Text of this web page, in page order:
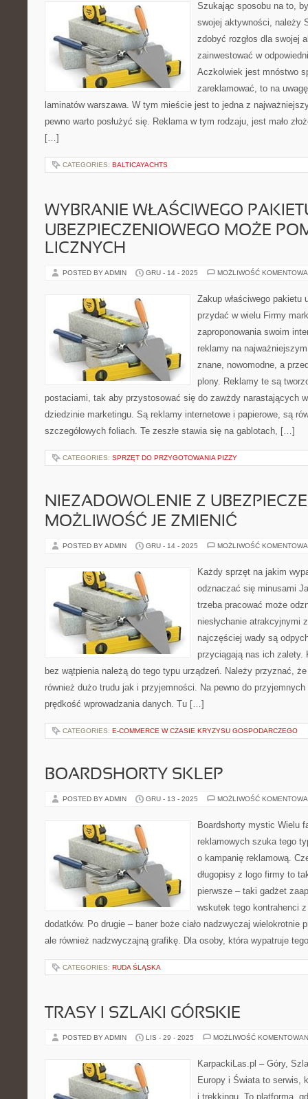
Szukając sposobu na to,
swojej aktywności, należy
zdobyć rozgłos dla swojej
zainwestować w
Aczkolwiek jest mnóstwo
zareklamować, to na
laminatów warszawa. W tym mieście jest to jedna z
pewno warto posłużyć się. Reklama w tym rodzaju, jest mało
[…]
CATEGORIES: BALTICAYACHTS
WYBRANIE WŁAŚCIWEGO
UBEZPIECZENIOWEGO MOŻE
LICZNYCH
POSTED BY ADMIN GRU - 14 - 2025 MOŻLIWOŚĆ
Zakup właściwego pakietu
przydać w wielu Firmy
zaproponowania swoim
reklamy na
znane, nowomodne, a
plony. Reklamy te są
postaciami, tak aby przystosować się do zawżdy narastających
dziedzinie marketingu. Są reklamy internetowe i papierowe, są
szczegółowych foliach. Te zeszłe stawia się na gablotach, […]
CATEGORIES: SPRZĘT DO PRZYGOTOWANIA PIZZY
NIEZADOWOLENIE Z
MOŻLIWOŚĆ JE ZMIENIĆ
POSTED BY ADMIN GRU - 14 - 2025 MOŻLIWOŚĆ
Każdy sprzęt na jakim
odznaczać się minusami
trzeba pracować może
niesłychanie atrakcyjnymi
najczęściej wady są
przyciągają nas ich zalety.
bez wątpienia należą do tego typu urządzeń. Należy przyznać,
również dużo trudu jak i przyjemności. Na pewno do
prędkość wprowadzania danych. Tu […]
CATEGORIES: E-COMMERCE W CZASIE KRYZYSU GOSPODARCZEGO
BOARDSHORTY SKLEP
POSTED BY ADMIN GRU - 13 - 2025 MOŻLIWOŚĆ
Boardshorty mystic Wielu
reklamowych szuka tego
o kampanię reklamową.
długopisy z logo firmy to
pierwsze – taki gadżet
wskutek tego kontrahenci
dodatków. Po drugie – baner boże ciało nadzwyczaj wielokrotnie
ale również nadzwyczajną grafikę. Dla osoby, która wypatruje
CATEGORIES: RUDA ŚLĄSKA
TRASY I SZLAKI GÓRSKIE
POSTED BY ADMIN LIS - 29 - 2025 MOŻLIWOŚĆ
KarpackiLas.pl – Góry,
Europy i Świata to serwis,
i trekkingu. To platforma,